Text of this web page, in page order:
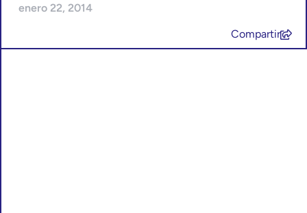
enero 22, 2014
Compartir